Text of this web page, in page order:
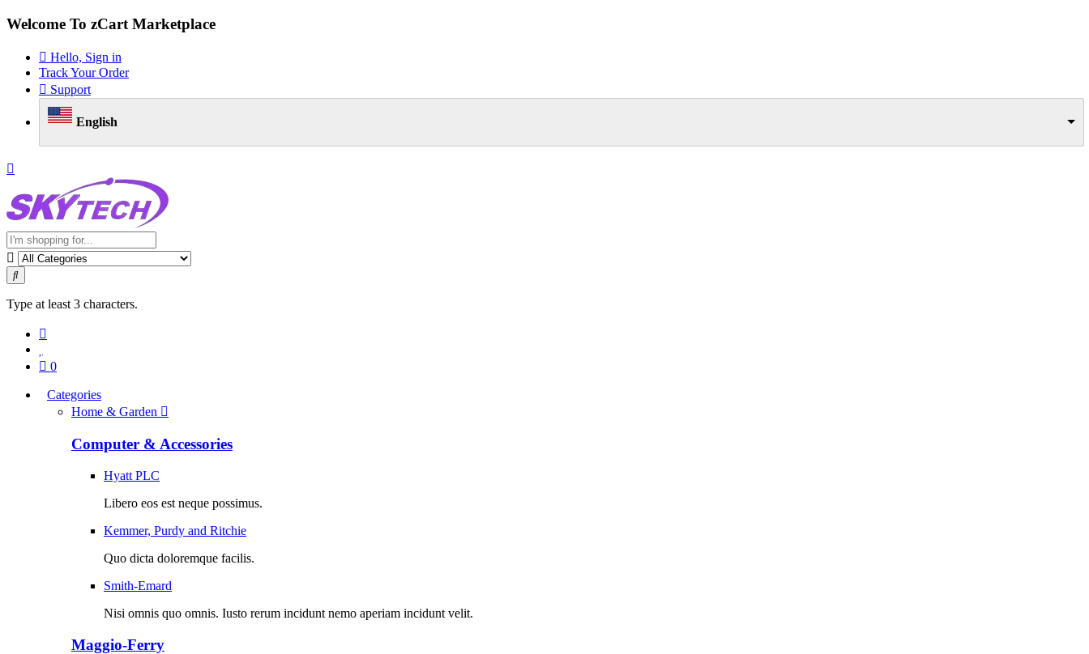
Welcome To zCart Marketplace
Hello, Sign in
Track Your Order
Support
English
Type at least 3 characters.
0
Categories
Home & Garden
Computer & Accessories
Hyatt PLC
Libero eos est neque possimus.
Kemmer, Purdy and Ritchie
Quo dicta doloremque facilis.
Smith-Emard
Nisi omnis quo omnis. Iusto rerum incidunt nemo aperiam incidunt velit.
Maggio-Ferry